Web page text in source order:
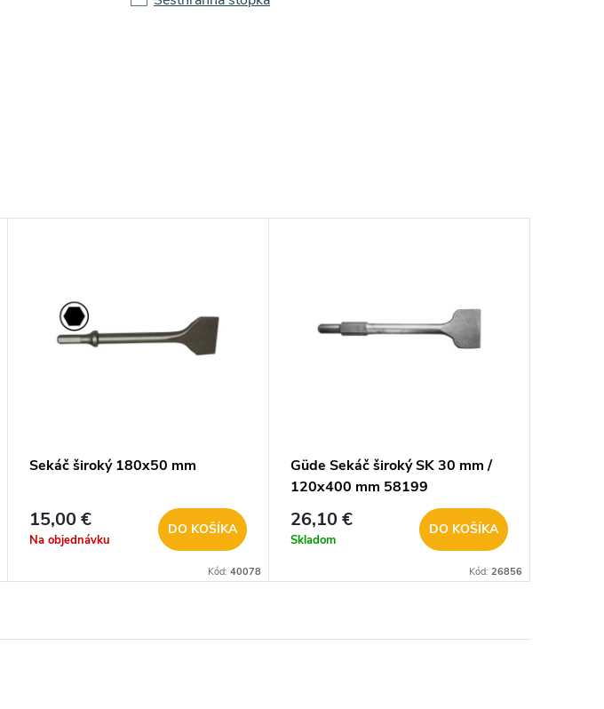
Sekáč široký 180x50 mm
15,00 €
Na objednávku
DO KOŠÍKA
Kód: 40078
Güde Sekáč široký SK 30 mm /
120x400 mm 58199
26,10 €
Skladom
DO KOŠÍKA
Kód: 26856